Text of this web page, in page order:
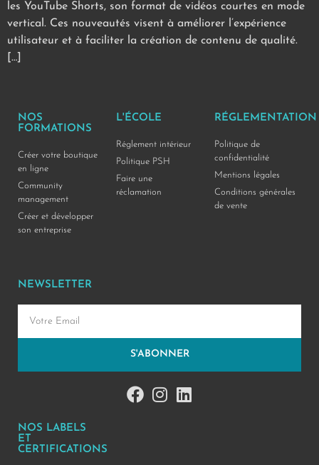
les YouTube Shorts, son format de vidéos courtes en mode
vertical. Ces nouveautés visent à améliorer l’expérience
utilisateur et à faciliter la création de contenu de qualité.
[…]
NOS
FORMATIONS
Créer votre boutique
en ligne
Community
management
Créer et développer
son entreprise
L'ÉCOLE
Réglement intérieur
Politique PSH
Faire une
réclamation
RÉGLEMENTATION
Politique de
confidentialité
Mentions légales
Conditions générales
de vente
NEWSLETTER
S'ABONNER
NOS LABELS
ET
CERTIFICATIONS